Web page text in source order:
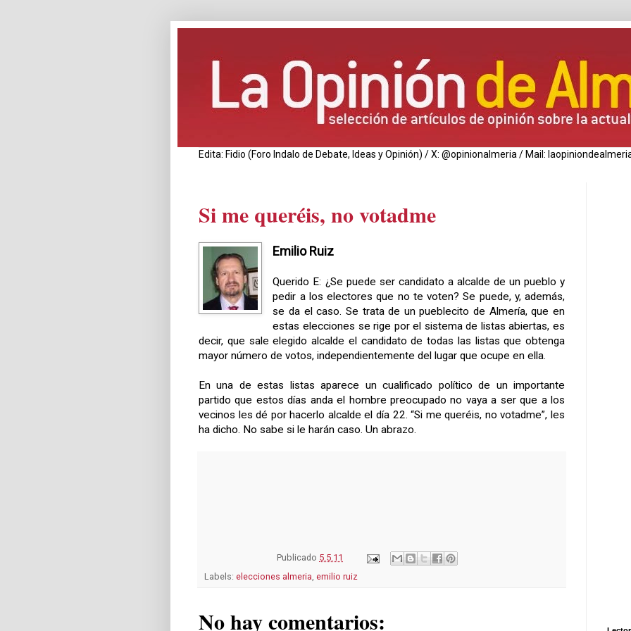
Edita: Fidio (Foro Indalo de Debate, Ideas y Opinión) / X: @opinionalmeria / Mail:
Si me queréis, no votadme
Emilio Ruiz
Querido E: ¿Se puede ser candidato a alcalde de un pueblo y
pedir a los electores que no te voten? Se puede, y, además,
se da el caso. Se trata de un pueblecito de Almería, que en
estas elecciones se rige por el sistema de listas abiertas, es
decir, que sale elegido alcalde el candidato de todas las listas que obtenga
mayor número de votos, independientemente del lugar que ocupe en ella.
En una de estas listas aparece un cualificado político de un importante
partido que estos días anda el hombre preocupado no vaya a ser que a los
vecinos les dé por hacerlo alcalde el día 22. “Si me queréis, no votadme”, les
ha dicho. No sabe si le harán caso. Un abrazo.
Publicado 5.5.11
Labels: elecciones almeria, emilio ruiz
No hay comentarios: